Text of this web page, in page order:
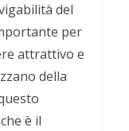
del
per
attrattivo e
della
è il